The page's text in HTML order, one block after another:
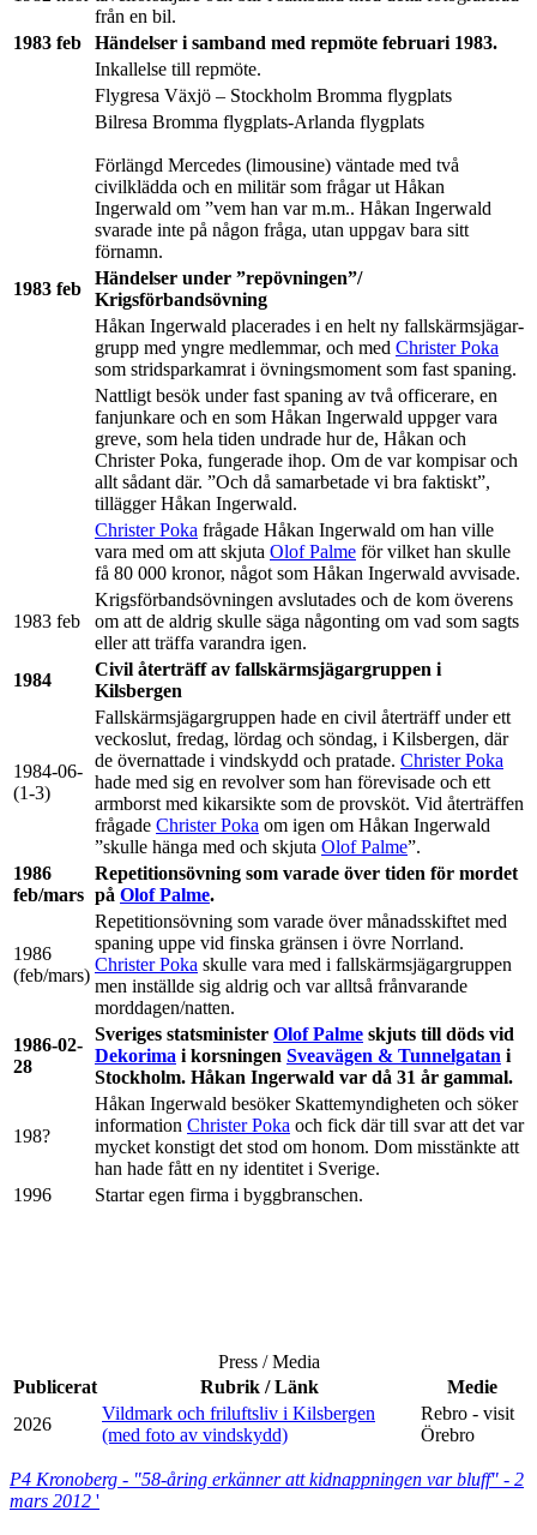
från en bil.
1983 feb
Händelser i samband med repmöte februari 1983.
Inkallelse till repmöte.
Flygresa Växjö – Stockholm Bromma flygplats
Bilresa Bromma flygplats-Arlanda flygplats
Förlängd Mercedes (limousine) väntade med två
civilklädda och en militär som frågar ut Håkan
Ingerwald om ”vem han var m.m.. Håkan Ingerwald
svarade inte på någon fråga, utan uppgav bara sitt
förnamn.
1983 feb
Händelser under ”repövningen”/
Krigsförbandsövning
Håkan Ingerwald placerades i en helt ny fallskärmsjägar-
grupp med yngre medlemmar, och med Christer Poka
som stridsparkamrat i övningsmoment som fast spaning.
Nattligt besök under fast spaning av två officerare, en
fanjunkare och en som Håkan Ingerwald uppger vara
greve, som hela tiden undrade hur de, Håkan och
Christer Poka, fungerade ihop. Om de var kompisar och
allt sådant där. ”Och då samarbetade vi bra faktiskt”,
tillägger Håkan Ingerwald.
Christer Poka frågade Håkan Ingerwald om han ville
vara med om att skjuta Olof Palme för vilket han skulle
få 80 000 kronor, något som Håkan Ingerwald avvisade.
1983 feb
Krigsförbandsövningen avslutades och de kom överens
om att de aldrig skulle säga någonting om vad som sagts
eller att träffa varandra igen.
1984
Civil återträff av fallskärmsjägargruppen i
Kilsbergen
1984-06-
(1-3)
Fallskärmsjägargruppen hade en civil återträff under ett
veckoslut, fredag, lördag och söndag, i Kilsbergen, där
de övernattade i vindskydd och pratade. Christer Poka
hade med sig en revolver som han förevisade och ett
armborst med kikarsikte som de provsköt. Vid återträffen
frågade Christer Poka om igen om Håkan Ingerwald
”skulle hänga med och skjuta Olof Palme”.
1986
feb/mars
Repetitionsövning som varade över tiden för mordet
på Olof Palme.
1986
(feb/mars)
Repetitionsövning som varade över månadsskiftet med
spaning uppe vid finska gränsen i övre Norrland.
Christer Poka skulle vara med i fallskärmsjägargruppen
men inställde sig aldrig och var alltså frånvarande
morddagen/natten.
1986-02-
28
Sveriges statsminister Olof Palme skjuts till döds vid
Dekorima i korsningen Sveavägen & Tunnelgatan i
Stockholm. Håkan Ingerwald var då 31 år gammal.
198?
Håkan Ingerwald besöker Skattemyndigheten och söker
information Christer Poka och fick där till svar att det var
mycket konstigt det stod om honom. Dom misstänkte att
han hade fått en ny identitet i Sverige.
1996
Startar egen firma i byggbranschen.
Press / Media
Publicerat
Rubrik / Länk
Medie
2026
Vildmark och friluftsliv i Kilsbergen
(med foto av vindskydd)
Rebro - visit
Örebro
P4 Kronoberg - "58-åring erkänner att kidnappningen var bluff" - 2
mars 2012 '